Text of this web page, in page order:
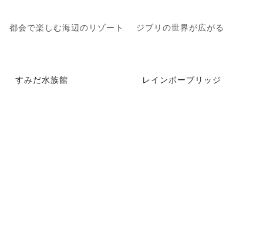
都会で楽しむ海辺のリゾート ジブリの世界が広がる
すみだ水族館 レインボーブリッジ